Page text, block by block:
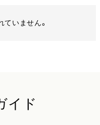
ていません。
イド